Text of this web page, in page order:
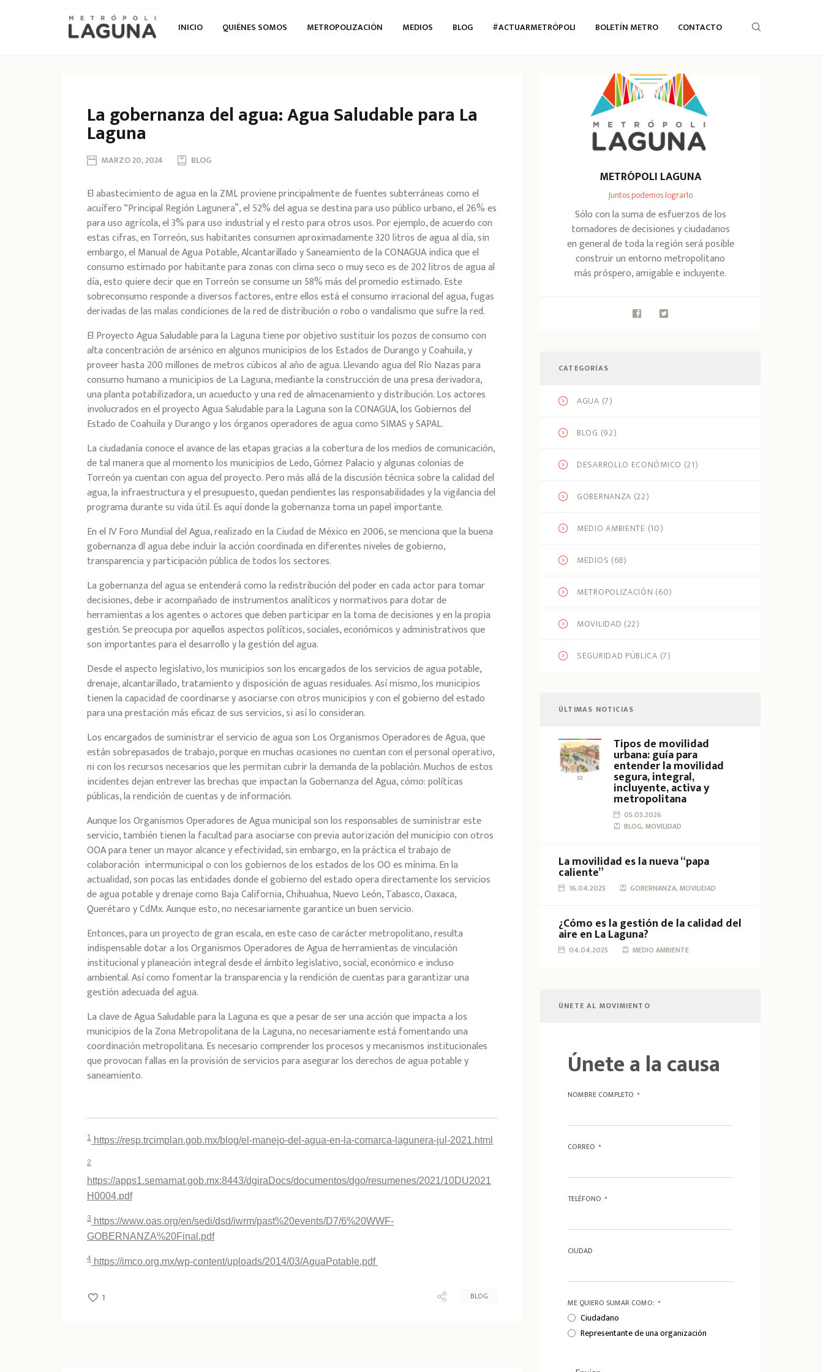
INICIO QUIÉNES SOMOS METROPOLIZACIÓN MEDIOS BLOG #ACTUARMETRÓPOLI BOLETÍN METRO CONTACTO
La gobernanza del agua: Agua Saludable para La
Laguna
MARZO 20, 2024 BLOG
El abastecimiento de agua en la ZML proviene principalmente de fuentes subterráneas como el
acuífero “Principal Región Lagunera”, el 52% del agua se destina para uso público urbano, el 26% es
para uso agrícola, el 3% para uso industrial y el resto para otros usos. Por ejemplo, de acuerdo con
estas cifras, en Torreón, sus habitantes consumen aproximadamente 320 litros de agua al día, sin
embargo, el Manual de Agua Potable, Alcantarillado y Saneamiento de la CONAGUA indica que el
consumo estimado por habitante para zonas con clima seco o muy seco es de 202 litros de agua al
día, esto quiere decir que en Torreón se consume un 58% más del promedio estimado. Este
sobreconsumo responde a diversos factores, entre ellos está el consumo irracional del agua, fugas
derivadas de las malas condiciones de la red de distribución o robo o vandalismo que sufre la red.
El Proyecto Agua Saludable para la Laguna tiene por objetivo sustituir los pozos de consumo con
alta concentración de arsénico en algunos municipios de los Estados de Durango y Coahuila, y
proveer hasta 200 millones de metros cúbicos al año de agua. Llevando agua del Río Nazas para
consumo humano a municipios de La Laguna, mediante la construcción de una presa derivadora,
una planta potabilizadora, un acueducto y una red de almacenamiento y distribución. Los actores
involucrados en el proyecto Agua Saludable para la Laguna son la CONAGUA, los Gobiernos del
Estado de Coahuila y Durango y los órganos operadores de agua como SIMAS y SAPAL.
La ciudadanía conoce el avance de las etapas gracias a la cobertura de los medios de comunicación,
de tal manera que al momento los municipios de Ledo, Gómez Palacio y algunas colonias de
Torreón ya cuentan con agua del proyecto. Pero más allá de la discusión técnica sobre la calidad del
agua, la infraestructura y el presupuesto, quedan pendientes las responsabilidades y la vigilancia del
programa durante su vida útil. Es aquí donde la gobernanza toma un papel importante.
En el IV Foro Mundial del Agua, realizado en la Ciudad de México en 2006, se menciona que la buena
gobernanza dl agua debe incluir la acción coordinada en diferentes niveles de gobierno,
transparencia y participación pública de todos los sectores.
La gobernanza del agua se entenderá como la redistribución del poder en cada actor para tomar
decisiones, debe ir acompañado de instrumentos analíticos y normativos para dotar de
herramientas a los agentes o actores que deben participar en la toma de decisiones y en la propia
gestión. Se preocupa por aquellos aspectos políticos, sociales, económicos y administrativos que
son importantes para el desarrollo y la gestión del agua.
Desde el aspecto legislativo, los municipios son los encargados de los servicios de agua potable,
drenaje, alcantarillado, tratamiento y disposición de aguas residuales. Así mismo, los municipios
tienen la capacidad de coordinarse y asociarse con otros municipios y con el gobierno del estado
para una prestación más eficaz de sus servicios, si así lo consideran.
Los encargados de suministrar el servicio de agua son Los Organismos Operadores de Agua, que
están sobrepasados de trabajo, porque en muchas ocasiones no cuentan con el personal operativo,
ni con los recursos necesarios que les permitan cubrir la demanda de la población. Muchos de estos
incidentes dejan entrever las brechas que impactan la Gobernanza del Agua, cómo: políticas
públicas, la rendición de cuentas y de información.
Aunque los Organismos Operadores de Agua municipal son los responsables de suministrar este
servicio, también tienen la facultad para asociarse con previa autorización del municipio con otros
OOA para tener un mayor alcance y efectividad, sin embargo, en la práctica el trabajo de
colaboración intermunicipal o con los gobiernos de los estados de los OO es mínima. En la
actualidad, son pocas las entidades donde el gobierno del estado opera directamente los servicios
de agua potable y drenaje como Baja California, Chihuahua, Nuevo León, Tabasco, Oaxaca,
Querétaro y CdMx. Aunque esto, no necesariamente garantice un buen servicio.
Entonces, para un proyecto de gran escala, en este caso de carácter metropolitano, resulta
indispensable dotar a los Organismos Operadores de Agua de herramientas de vinculación
institucional y planeación integral desde el ámbito legislativo, social, económico e incluso
ambiental. Así como fomentar la transparencia y la rendición de cuentas para garantizar una
gestión adecuada del agua.
La clave de Agua Saludable para la Laguna es que a pesar de ser una acción que impacta a los
municipios de la Zona Metropolitana de la Laguna, no necesariamente está fomentando una
coordinación metropolitana. Es necesario comprender los procesos y mecanismos institucionales
que provocan fallas en la provisión de servicios para asegurar los derechos de agua potable y
saneamiento.
1 https://resp.trcimplan.gob.mx/blog/el-manejo-del-agua-en-la-comarca-lagunera-jul-2021.html
2
https://apps1.semarnat.gob.mx:8443/dgiraDocs/documentos/dgo/resumenes/2021/10DU2021
H0004.pdf
3 https://www.oas.org/en/sedi/dsd/iwrm/past%20events/D7/6%20WWF-
GOBERNANZA%20Final.pdf
4 https://imco.org.mx/wp-content/uploads/2014/03/AguaPotable.pdf
1 BLOG
METRÓPOLI LAGUNA
Juntos podemos lograrlo
Sólo con la suma de esfuerzos de los
tomadores de decisiones y ciudadanos
en general de toda la región será posible
construir un entorno metropolitano
más próspero, amigable e incluyente.
CATEGORÍAS
AGUA (7)
BLOG (92)
DESARROLLO ECONÓMICO (21)
GOBERNANZA (22)
MEDIO AMBIENTE (10)
MEDIOS (68)
METROPOLIZACIÓN (60)
MOVILIDAD (22)
SEGURIDAD PÚBLICA (7)
ÚLTIMAS NOTICIAS
Tipos de movilidad
urbana: guía para
entender la movilidad
segura, integral,
incluyente, activa y
metropolitana
05.03.2026
BLOG, MOVILIDAD
La movilidad es la nueva “papa
caliente”
16.04.2025 GOBERNANZA, MOVILIDAD
¿Cómo es la gestión de la calidad del
aire en La Laguna?
04.04.2025 MEDIO AMBIENTE
ÚNETE AL MOVIMIENTO
Únete a la causa
NOMBRE COMPLETO *
CORREO *
TELÉFONO *
CIUDAD
ME QUIERO SUMAR COMO: *
Ciudadano
Representante de una organización